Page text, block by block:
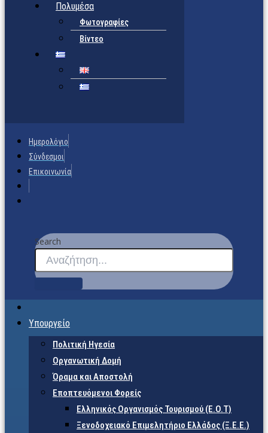
Πολυμέσα
Φωτογραφίες
Βίντεο
Ημερολόγιο
Σύνδεσμοι
Επικοινωνία
Search
Υπουργείο
Πολιτική Ηγεσία
Οργανωτική Δομή
Όραμα και Αποστολή
Εποπτευόμενοι Φορείς
Eλληνικός Οργανισμός Τουρισμού (Ε.Ο.Τ)
Ξενοδοχειακό Επιμελητήριο Ελλάδος (Ξ.Ε.Ε.)